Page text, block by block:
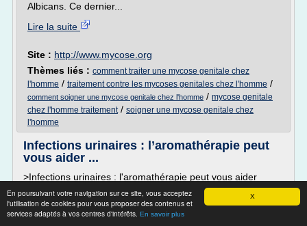
X
En poursuivant votre navigation sur ce site, vous acceptez
l'utilisation de cookies pour vous proposer des contenus et
services adaptés à vos centres d'intérêts. En savoir plus
Albicans. Ce dernier...
Lire la suite
Site : http://www.mycose.org
Thèmes liés : comment traiter une mycose genitale chez
l'homme / traitement contre les mycoses genitales chez l'homme /
comment soigner une mycose genitale chez l'homme / mycose genitale
chez l'homme traitement/ soigner une mycose genitale chez
l'homme
Infections urinaires : l’aromathérapie peut
vous aider ...
>Infections urinaires : l'aromathérapie peut vous aider
Entrez votre mot clé dans la case de recherche pour
trouver les articles qui en parlent
Search